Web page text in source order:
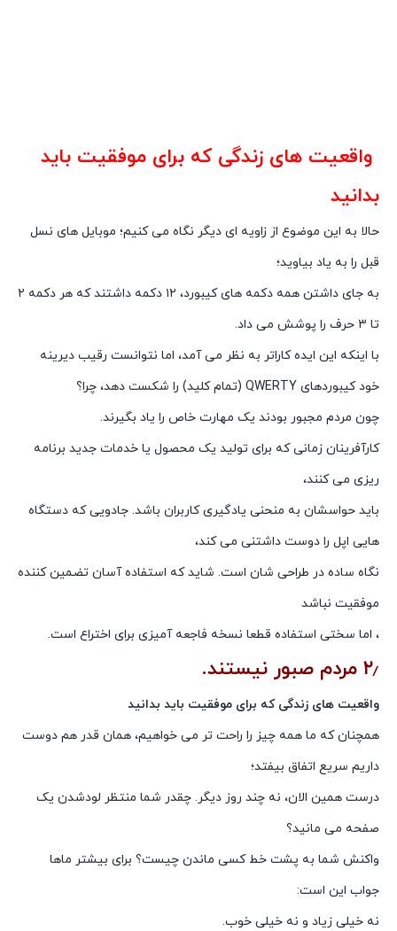
واقعیت های زندگی که برای موفقیت باید
بدانید
حالا به این موضوع از زاویه ای دیگر نگاه می کنیم؛ موبایل های نسل
قبل را به یاد بیاوید؛
به جای داشتن همه دکمه های کیبورد، ۱۲ دکمه داشتند که هر دکمه ۲
تا ۳ حرف را پوشش می داد.
با اینکه این ایده کاراتر به نظر می آمد، اما نتوانست رقیب دیرینه
خود کیبوردهای QWERTY (تمام کلید) را شکست دهد، چرا؟
چون مردم مجبور بودند یک مهارت خاص را یاد بگیرند.
کارآفرینان زمانی که برای تولید یک محصول یا خدمات جدید برنامه
ریزی می کنند،
باید حواسشان به منحنی یادگیری کاربران باشد. جادویی که دستگاه
هایی اپل را دوست داشتنی می کند،
نگاه ساده در طراحی شان است. شاید که استفاده آسان تضمین کننده
موفقیت نباشد
، اما سختی استفاده قطعا نسخه فاجعه آمیزی برای اختراع است.
۲٫ مردم صبور نیستند.
واقعیت های زندگی که برای موفقیت باید بدانید
همچنان که ما همه چیز را راحت تر می خواهیم، همان قدر هم دوست
داریم سریع اتفاق بیفتد؛
درست همین الان، نه چند روز دیگر. چقدر شما منتظر لودشدن یک
صفحه می مانید؟
واکنش شما به پشت خط کسی ماندن چیست؟ برای بیشتر ماها
جواب این است:
نه خیلی زیاد و نه خیلی خوب.